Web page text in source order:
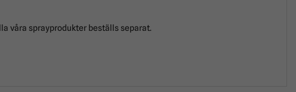
våra sprayprodukter beställs separat.